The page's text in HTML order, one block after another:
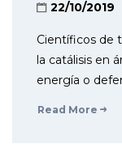
22/10/2019
Científicos de
la catálisis en
energía o
Read More